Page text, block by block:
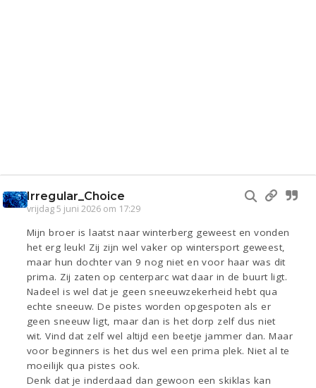
Irregular_Choice
vrijdag 5 juni 2026 om 17:29
Mijn broer is laatst naar winterberg geweest en vonden
het erg leuk! Zij zijn wel vaker op wintersport geweest,
maar hun dochter van 9 nog niet en voor haar was dit
prima. Zij zaten op centerparc wat daar in de buurt ligt.
Nadeel is wel dat je geen sneeuwzekerheid hebt qua
echte sneeuw. De pistes worden opgespoten als er
geen sneeuw ligt, maar dan is het dorp zelf dus niet
wit. Vind dat zelf wel altijd een beetje jammer dan. Maar
voor beginners is het dus wel een prima plek. Niet al te
moeilijk qua pistes ook.
Denk dat je inderdaad dan gewoon een skiklas kan